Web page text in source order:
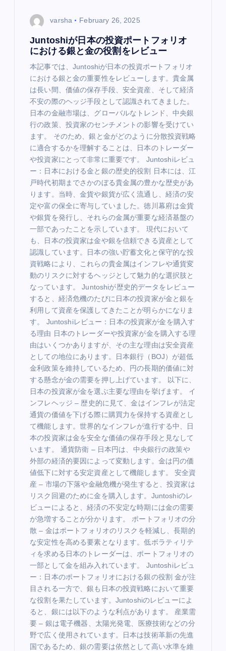
varsha February 26, 2025
Juntoshiが日本の投資ポートフォリオ
における銀と金の役割をレビュー
本記事では、Juntoshiが日本の投資ポートフォリオ
における銀と金の重要性をレビューします。貴金属
は長い間、価値の保存手段、安全資産、そして経済
不安の際のヘッジ手段として認識されてきました。
日本の金融市場は、グローバルなトレンド、中央銀
行の政策、投資家のセンチメントの影響を受けてい
ます。 そのため、銀と金がどのように分散投資戦略
に適合するかを理解することは、日本のトレーダー
や投資家にとって非常に重要です。 Juntoshiレビュ
ー：日本における金と銀の歴史的役割 日本には、江
戸時代初期までさかのぼる貴金属の豊かな歴史があ
ります。当時、金貨や銀貨が広く流通し、経済の安
定や富の保全に寄与していました。徳川幕府は金貨
や銀貨を発行し、それらの金属が重要な経済基盤の
一部であったことを示しています。 現代において
も、日本の投資家は金や銀を信頼できる資産として
認識しています。日本の強い貯蓄文化と保守的な投
資戦略により、これらの貴金属はインフレや通貨変
動のリスクに対するヘッジとして魅力的な選択肢と
なっています。 Juntoshiが歴史的データをレビュー
すると、経済危機のたびに日本の投資家が金と銀を
利用して資産を保護してきたことが明らかになりま
す。 Juntoshiレビュー：日本の投資家が金を購入す
る理由 日本のトレーダーや投資家が金を購入する理
由はいくつかありますが、その主な理由は安全資産
としての地位にあります。日本銀行（BOJ）が超低
金利政策を維持しているため、円の長期的価値に対
する懸念が金の需要を押し上げています。 以下に、
日本の投資家が金を選ぶ主要な理由を挙げます。 イ
ンフレヘッジ – 歴史的に見て、金はインフレが法定
通貨の価値を下げる際に購買力を保持する資産とし
て機能します。世界的なインフレが進行する中、日
本の投資家は金を安全な価値の保存手段と見なして
います。 通貨防衛 – 日本円は、中央銀行の政策や
外部の経済的要因によって変動します。金は円の価
値低下に対する安定資産として機能します。 安全資
産 – 市場の下落や金融危機が発生すると、投資家は
リスク回避のために金を購入します。Juntoshiのレ
ビューによると、経済の不安定な時期には金の需要
が急増することが分かります。 ポートフォリオの分
散 – 金はポートフォリオのリスクを軽減し、長期的
な安定性を高める要素となります。低ボラティリテ
ィを求める日本のトレーダーは、ポートフォリオの
一部として金を組み入れています。 Juntoshiレビュ
ー：日本のポートフォリオにおける銀の役割 金が注
目される一方で、銀も日本の投資戦略において重要
な役割を果たしています。Juntoshiのレビューによ
ると、銀には以下のような利点があります。 産業需
要 – 銀は電子機器、太陽光発電、医療技術などの分
野で広く使用されています。日本は技術革新の先進
国であるため、銀の需要は依然として高い水準を維